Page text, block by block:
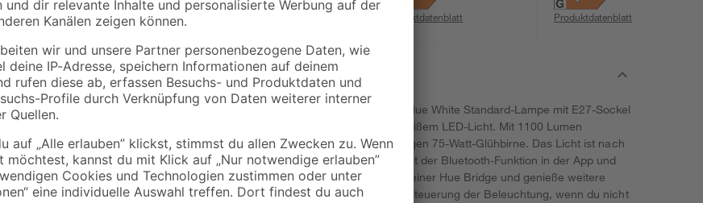
Produktdatenblatt Produktdatenblatt
Füge deinem Beleuchtungssystem eine Philips Hue White Standard-Lampe mit E27-Sockel
hinzu und bereichere dein Zuhause mit warmweißem LED-Licht. Mit 1100 Lumen
entspricht ihre Leuchtleistung der einer ehemaligen 75-Watt-Glühbirne. Das Licht ist nach
Belieben dimmbar. Steuere bis zu 10 Lampen mit der Bluetooth-Funktion in der App und
dimme alle Lampen in Echtzeit. Koppele sie mit einer Hue Bridge und genieße weitere
intelligente Funktionen, wie den Timer oder die Steuerung der Beleuchtung, wenn du nicht